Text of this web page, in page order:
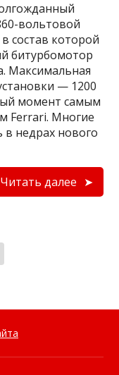
вольтовой
состав которой
битурбомотор
Максимальная
— 1200
момент самым
Ferrari. Многие
недрах нового
Читать далее